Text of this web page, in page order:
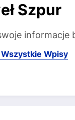
Szpur
informacje
Wpisy